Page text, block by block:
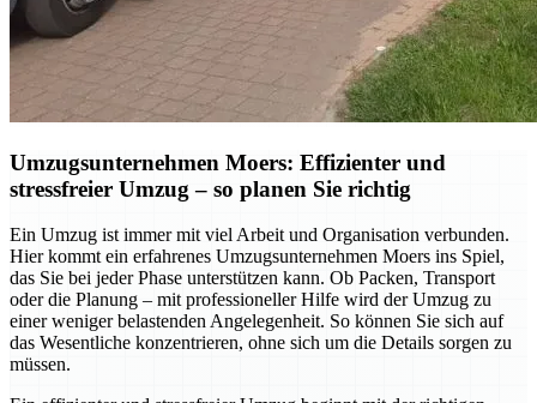
Umzugsunternehmen Moers: Effizienter und
stressfreier Umzug – so planen Sie richtig
Ein Umzug ist immer mit viel Arbeit und Organisation verbunden.
Hier kommt ein erfahrenes Umzugsunternehmen Moers ins Spiel,
das Sie bei jeder Phase unterstützen kann. Ob Packen, Transport
oder die Planung – mit professioneller Hilfe wird der Umzug zu
einer weniger belastenden Angelegenheit. So können Sie sich auf
das Wesentliche konzentrieren, ohne sich um die Details sorgen zu
müssen.